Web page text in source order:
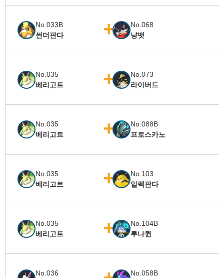
No.033B
썬더판다
No.068
냥뱃
No.035
베리고트
No.073
라이버드
No.035
베리고트
No.088B
프로스카노
No.035
베리고트
No.103
일렉판다
No.035
베리고트
No.104B
루나퀸
No.036
No.058B